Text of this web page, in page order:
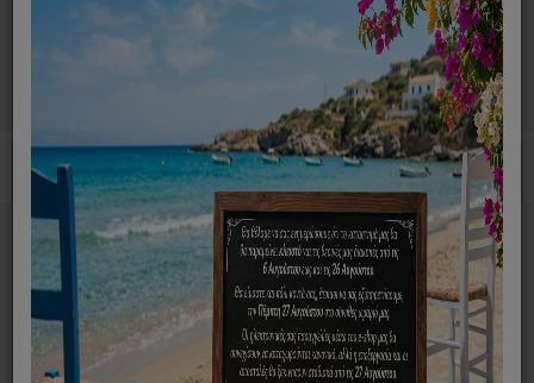
0
Ανταλλακτικά ηλεκτρικών συσκευών MENU
Home Καθαριστικό Για Πλυντήριο Ρούχων
ΦΊΛΤΡΑ Ταξινόμηση ανά: